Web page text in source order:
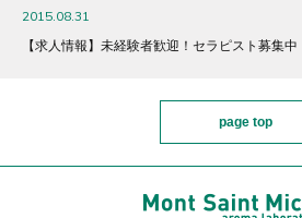
2015.08.31
【求人情報】未経験者歓迎！セラピスト募集中
page top